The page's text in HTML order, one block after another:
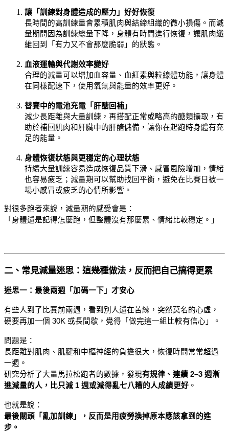
讓「訓練對身體造成的壓力」好好恢復
長時間的高訓練量會累積肌肉與結締組織的微小損傷。而減
量期間因為訓練總量下降，身體有時間進行恢復，讓肌肉纖
維回到「有力又不會那麼脆弱」的狀態。
血液運輸與代謝效率變好
合理的減量可以增加血容量、血紅素與粒線體功能，讓身體
在同樣配速下，使用氧氣與能量的效率更好。
替賽中的電池充電「肝醣回補」
減少長距離與大量訓練，再搭配正常或略高的醣類攝取，有
助於補回肌肉和肝臟中的肝醣儲備，讓你在起跑時身體有充
足的能量。
身體恢復狀態與更穩定的心理狀態
持續大量訓練容易造成恢復品質下滑、感冒風險增加，情緒
也容易疲乏；減量期可以幫助找回平衡，避免在比賽日被一
場小感冒或疲乏的心情所影響。
對很多跑者來說，減量期的感受會是：
「身體還是記得怎麼跑，但整體沒有那麼累、情緒比較穩定。」
二、常見減量迷思：這幾種做法，反而把自己搞得更累
迷思一：最後兩週「加碼一下」才安心
有些人到了比賽前兩週，看到別人還在苦練，突然莫名的心虛，
硬要再加一個 30K 或長間歇，覺得「做完這一組比較有信心」。
問題是：
長距離對肌肉、肌腱和中樞神經的負擔很大，恢復時間常常超過
一週。
研究分析了大量馬拉松跑者的數據，發現有規律、連續 2–3 週漸
進減量的人，比只減 1 週或減得亂七八糟的人成績更好 。
也就是說：
最後關頭「亂加訓練」，反而是用疲勞換掉原本應該拿到的進
步。